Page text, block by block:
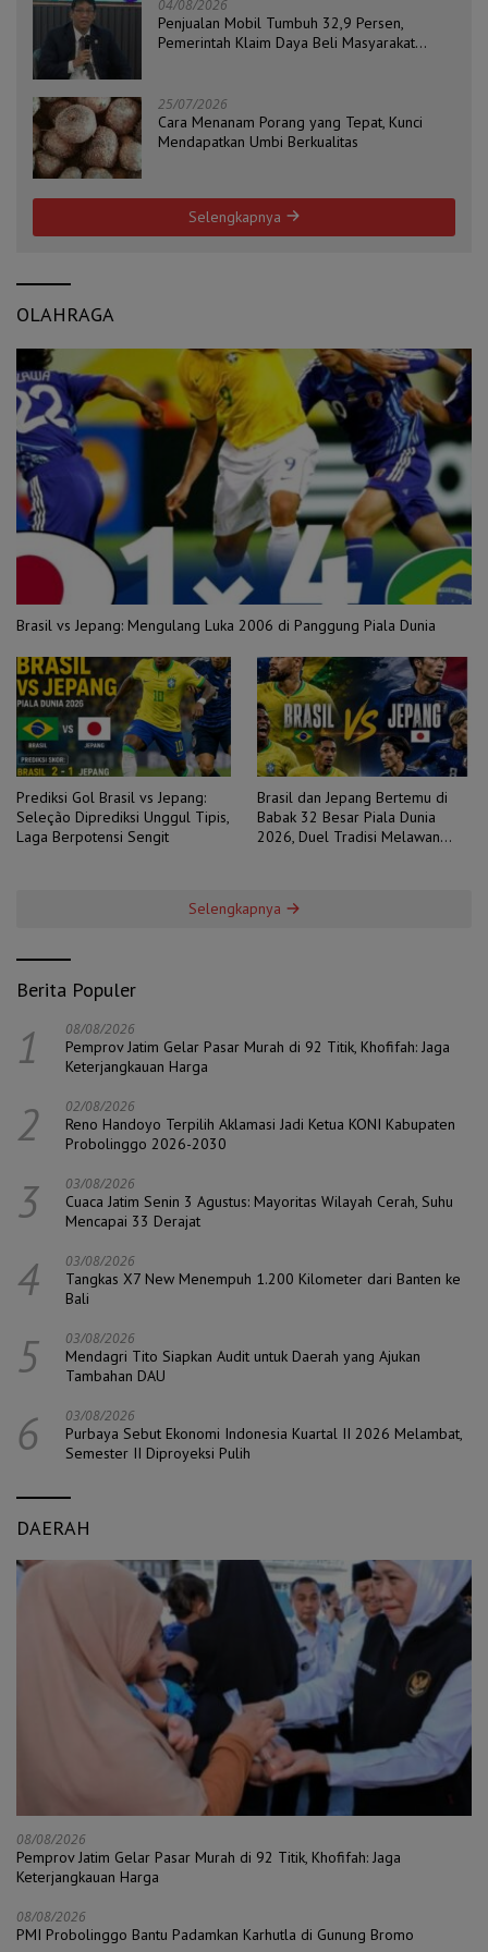
04/08/2026
Penjualan Mobil Tumbuh 32,9 Persen,
Pemerintah Klaim Daya Beli Masyarakat
25/07/2026
Cara Menanam Porang yang Tepat, Kunci
Mendapatkan Umbi Berkualitas
Selengkapnya
OLAHRAGA
Brasil vs Jepang: Mengulang Luka 2006 di Panggung Piala Dunia
Prediksi Gol Brasil vs Jepang:
Seleção Diprediksi Unggul Tipis,
Laga Berpotensi Sengit
Brasil dan Jepang Bertemu di
Babak 32 Besar Piala Dunia
2026, Duel Tradisi Melawan
Selengkapnya
Berita Populer
1 08/08/2026
Pemprov Jatim Gelar Pasar Murah di 92 Titik, Khofifah: Jaga
Keterjangkauan Harga
2 02/08/2026
Reno Handoyo Terpilih Aklamasi Jadi Ketua KONI Kabupaten
Probolinggo 2026-2030
3 03/08/2026
Cuaca Jatim Senin 3 Agustus: Mayoritas Wilayah Cerah, Suhu
Mencapai 33 Derajat
4 03/08/2026
Tangkas X7 New Menempuh 1.200 Kilometer dari Banten ke
Bali
5 03/08/2026
Mendagri Tito Siapkan Audit untuk Daerah yang Ajukan
Tambahan DAU
6 03/08/2026
Purbaya Sebut Ekonomi Indonesia Kuartal II 2026 Melambat,
Semester II Diproyeksi Pulih
DAERAH
08/08/2026
Pemprov Jatim Gelar Pasar Murah di 92 Titik, Khofifah: Jaga
Keterjangkauan Harga
08/08/2026
PMI Probolinggo Bantu Padamkan Karhutla di Gunung Bromo